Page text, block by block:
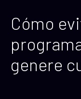
Cómo
genere